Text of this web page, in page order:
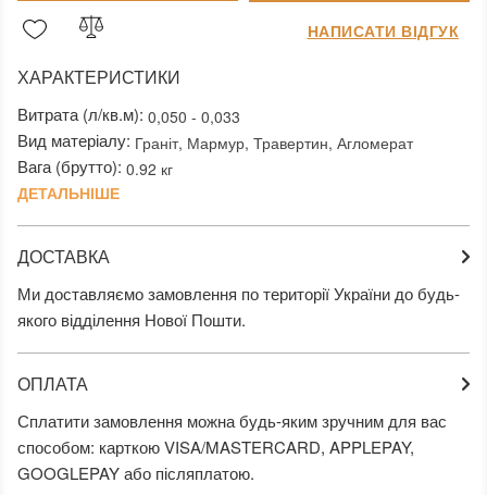
ХАРАКТЕРИСТИКИ
Витрата (л/кв.м): 0,050 - 0,033
Вид матеріалу: Граніт, Мармур, Травертин, Агломерат
Вага (брутто): 0.92 кг
ДЕТАЛЬНІШЕ
ДОСТАВКА
Ми доставляємо замовлення по території України до будь-
якого відділення Нової Пошти.
ОПЛАТА
Сплатити замовлення можна будь-яким зручним для вас
способом: карткою VISA/MASTERCARD, APPLEPAY,
GOOGLEPAY або післяплатою.
НАПИСАТИ ВІДГУК